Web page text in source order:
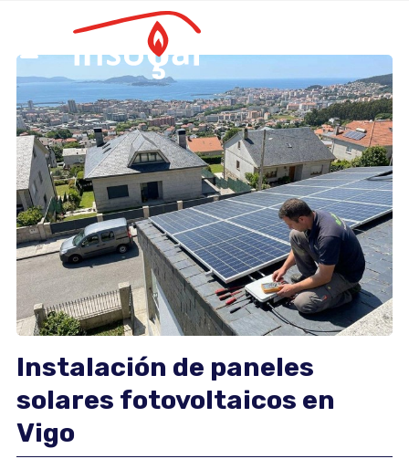
Instalación de paneles
solares fotovoltaicos en
Vigo